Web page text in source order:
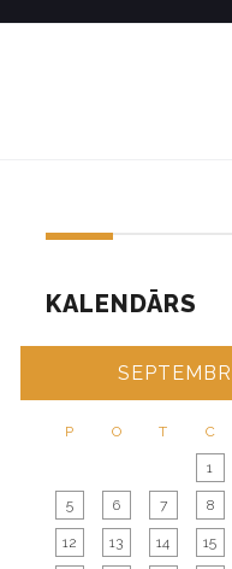
KALENDĀRS
P O T C
1
5 6 7 8
12 13 14 15